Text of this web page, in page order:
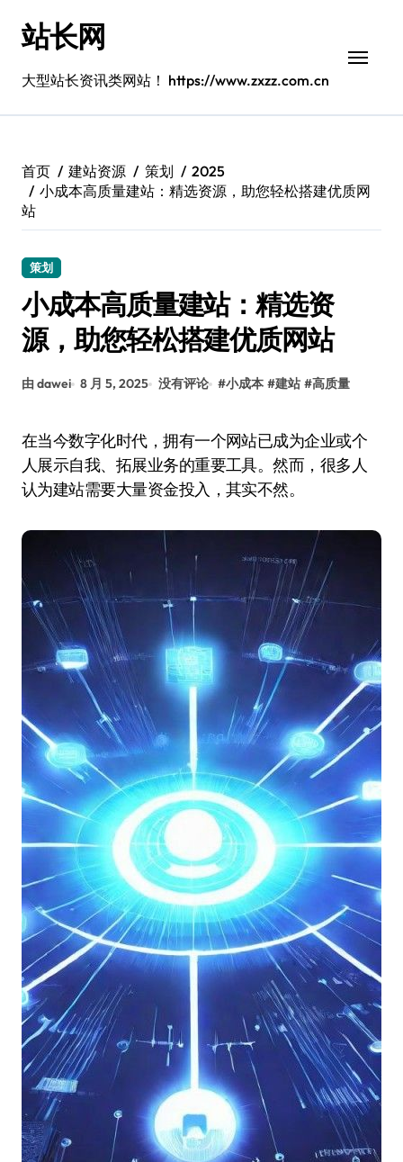
站长网
大型站长资讯类网站！ https://www.zxzz.com.cn
首页 建站资源 策划
2025
小成本高质量建站：精选资源，助您轻松搭建优质网
站
策划
小成本高质量建站：精选资
源，助您轻松搭建优质网站
由 dawei 8 月 5, 2025 没有评论 #小成本 #建站 #高质量
在当今数字化时代，拥有一个网站已成为企业或个
人展示自我、拓展业务的重要工具。然而，很多人
认为建站需要大量资金投入，其实不然。